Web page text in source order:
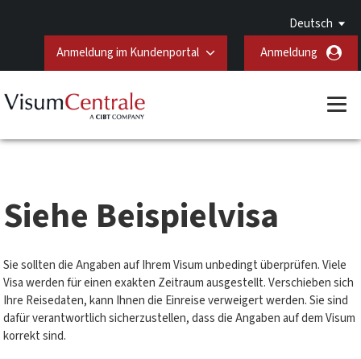
Deutsch
Anmeldung im Kundenportal
Anmeldung
Siehe Beispielvisa
Sie sollten die Angaben auf Ihrem Visum unbedingt überprüfen. Viele
Visa werden für einen exakten Zeitraum ausgestellt. Verschieben sich
Ihre Reisedaten, kann Ihnen die Einreise verweigert werden. Sie sind
dafür verantwortlich sicherzustellen, dass die Angaben auf dem Visum
korrekt sind.